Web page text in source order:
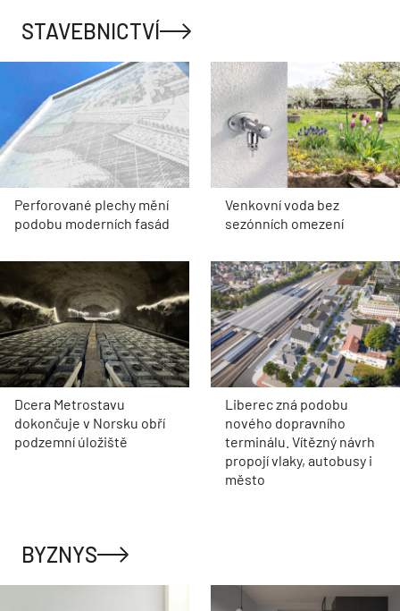
STAVEBNICTVÍ
Perforované plechy mění
podobu moderních fasád
Venkovní voda bez
sezónních omezení
Dcera Metrostavu
dokončuje v Norsku obří
podzemní úložiště
Liberec zná podobu
nového dopravního
terminálu. Vítězný návrh
propojí vlaky, autobusy i
město
BYZNYS